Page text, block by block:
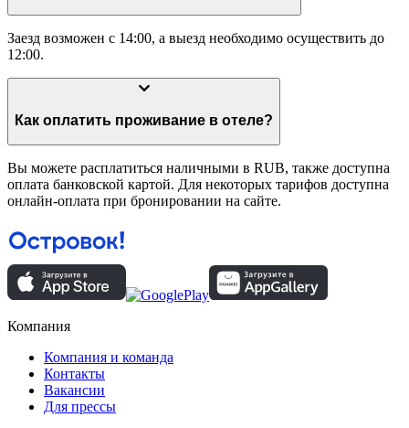
Заезд возможен с 14:00, а выезд необходимо осуществить до
12:00.
Как оплатить проживание в отеле?
Вы можете расплатиться наличными в RUB, также доступна
оплата банковской картой. Для некоторых тарифов доступна
онлайн-оплата при бронировании на сайте.
Компания
Компания и команда
Контакты
Вакансии
Для прессы